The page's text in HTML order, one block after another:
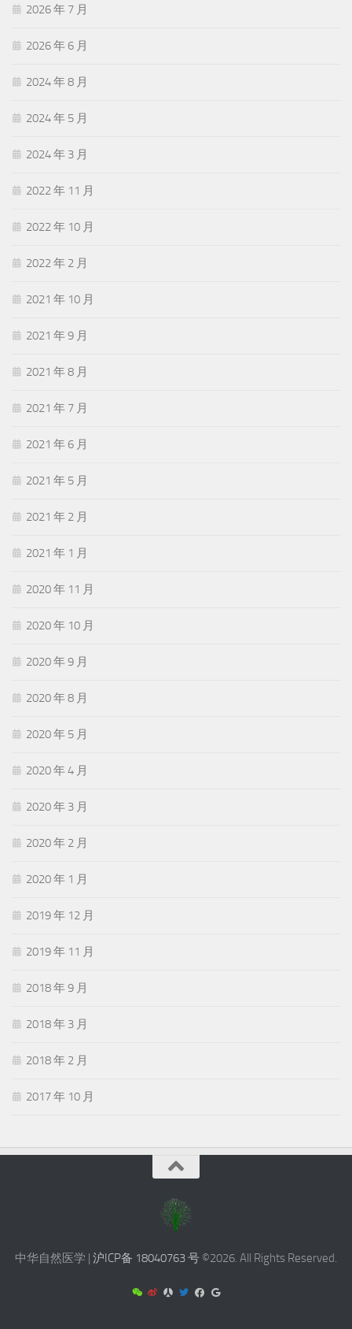
2026 年 7 月
2026 年 6 月
2024 年 8 月
2024 年 5 月
2024 年 3 月
2022 年 11 月
2022 年 10 月
2022 年 2 月
2021 年 10 月
2021 年 9 月
2021 年 8 月
2021 年 7 月
2021 年 6 月
2021 年 5 月
2021 年 2 月
2021 年 1 月
2020 年 11 月
2020 年 10 月
2020 年 9 月
2020 年 8 月
2020 年 5 月
2020 年 4 月
2020 年 3 月
2020 年 2 月
2020 年 1 月
2019 年 12 月
2019 年 11 月
2018 年 9 月
2018 年 3 月
2018 年 2 月
2017 年 10 月
中华自然医学 | 沪ICP备 18040763 号 ©2026. All Rights Reserved.